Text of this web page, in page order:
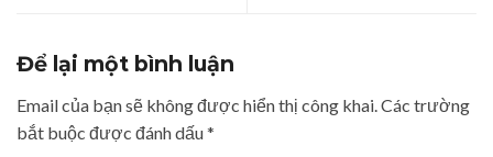
Để lại một bình luận
Email của bạn sẽ không được hiển thị công khai.Các trường
bắt buộc được đánh dấu*